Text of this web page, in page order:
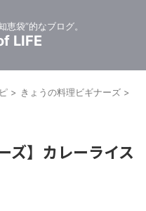
袋”的なブログ。
LIFE
> きょうの料理ビギナーズ >
ズ】カレーライス